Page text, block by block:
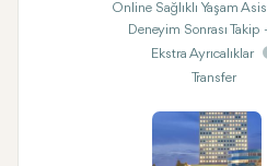
Online Sağlıklı Yaşam
Deneyim Sonrası Takip
Ekstra Ayrıcalıklar
Transfer